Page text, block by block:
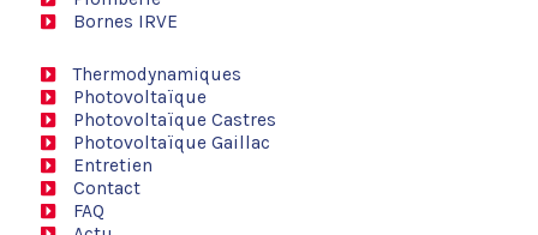
Bornes IRVE
Thermodynamiques
Photovoltaïque
Photovoltaïque Castres
Photovoltaïque Gaillac
Entretien
Contact
FAQ